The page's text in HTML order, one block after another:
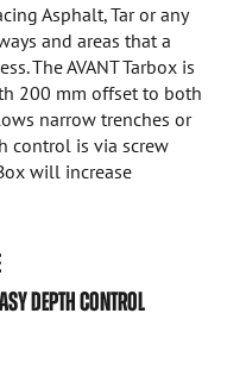
Asphalt, Tar or any
and areas that a
The AVANT Tarbox is
200 mm offset to both
narrow trenches or
control is via screw
will increase
DEPTH CONTROL